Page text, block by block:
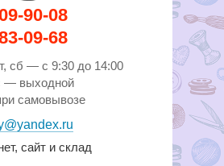
90-08
09-68
cб — с 9:30 до 14:00
— выходной
самовывозе
сайт и склад
иглы. Товары для
рукоделья